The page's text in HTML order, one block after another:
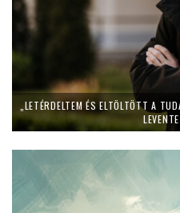
„LETÉRDELTEM ÉS ELTÖLTÖTT A